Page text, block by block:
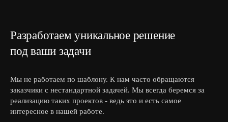
Разработаем уникальное решение
под ваши задачи
Мы не работаем по шаблону. К нам часто обращаются
заказчики с нестандартной задачей. Мы всегда беремся за
реализацию таких проектов - ведь это и есть самое
интересное в нашей работе.